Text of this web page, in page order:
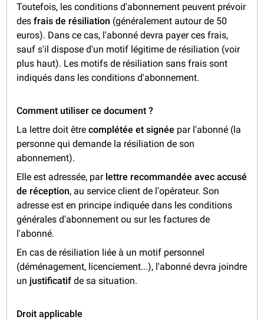
Toutefois, les conditions d'abonnement peuvent prévoir
desfrais de résiliation (généralement autour de 50
euros). Dans ce cas, l'abonné devra payer ces frais,
sauf s'il dispose d'un motif légitime de résiliation (voir
plus haut). Les motifs de résiliation sans frais sont
indiqués dans les conditions d'abonnement.
Comment utiliser ce document ?
La lettre doit êtrecomplétée et signée par l'abonné (la
personne qui demande la résiliation de son
abonnement).
Elle est adressée, par lettre recommandée avec accusé
de réception, au service client de l'opérateur. Son
adresse est en principe indiquée dans les conditions
générales d'abonnement ou sur les factures de
l'abonné.
En cas de résiliation liée à un motif personnel
(déménagement, licenciement...), l'abonné devra joindre
un justificatif de sa situation.
Droit applicable